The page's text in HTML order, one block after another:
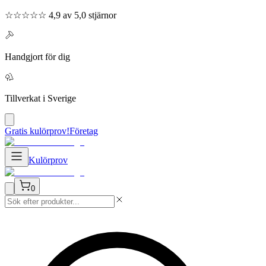
☆☆☆☆☆ 4,9 av 5,0 stjärnor
Handgjort för dig
Tillverkat i Sverige
Gratis kulörprov!Företag
Kulörprov
0